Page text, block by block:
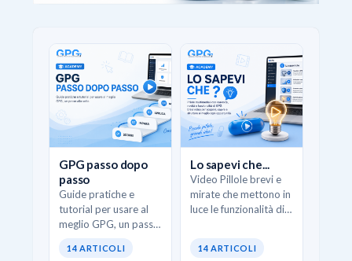
GPG passo dopo
passo
Guide pratiche e
tutorial per usare al
meglio GPG, un passo
14 ARTICOLI
Lo sapevi che...
Video Pillole brevi e
mirate che mettono in
luce le funzionalità di
concreti. L’obiettivo è
14 ARTICOLI